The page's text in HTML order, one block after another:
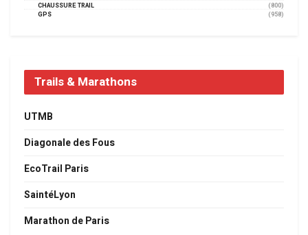
CHAUSSURE TRAIL
(800)
GPS
(958)
Trails & Marathons
UTMB
Diagonale des Fous
EcoTrail Paris
SaintéLyon
Marathon de Paris